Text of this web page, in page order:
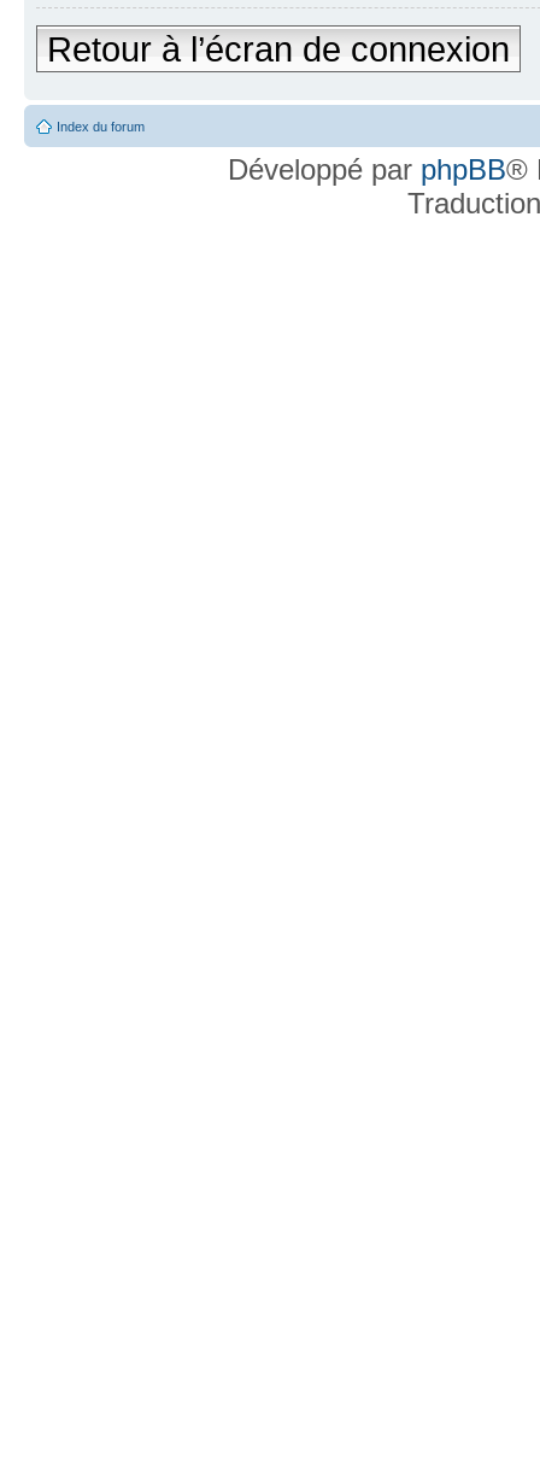
Retour à l’écran de connexion
Index du forum
Développé par phpBB®